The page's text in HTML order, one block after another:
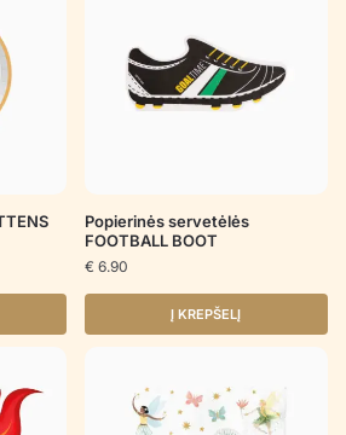
Popierinės servetėlės
FOOTBALL BOOT
€ 6.90
Į KREPŠELĮ